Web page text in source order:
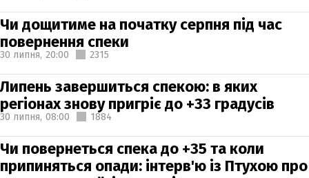
Чи дощитиме на початку серпня під час
повернення спеки
30 липня, 20:00 2315
Липень завершиться спекою: в яких
регіонах знову пригріє до +33 градусів
30 липня, 08:00 1884
Чи повернеться спека до +35 та коли
припиняться опади: інтерв'ю із Птухою про